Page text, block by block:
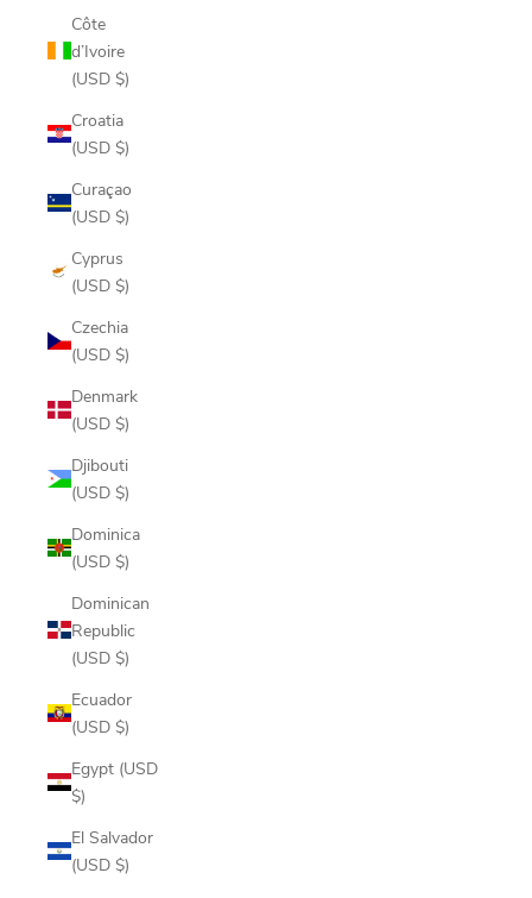
Côte
d’Ivoire
(USD $)
Croatia
(USD $)
Curaçao
(USD $)
Cyprus
(USD $)
Czechia
(USD $)
Denmark
(USD $)
Djibouti
(USD $)
Dominica
(USD $)
Dominican
Republic
(USD $)
Ecuador
(USD $)
Egypt (USD
$)
El Salvador
(USD $)